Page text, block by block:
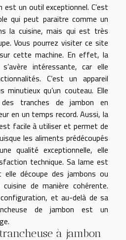
est un outil exceptionnel. C’est
qui peut paraitre comme un
la cuisine, mais qui est très
Vous pourrez visiterce site
cette machine. En effet, la
intéressante, car elle
C’est un appareil
minutieux qu’un couteau. Elle
tranches de jambon en
en un temps record. Aussi, la
facile à utiliser et permet de
les aliments prédécoupés
qualité exceptionnelle, elle
technique. Sa lame est
elle découpe des jambons ou
de manière cohérente.
et au-delà de sa
de jambon est un
à jambon